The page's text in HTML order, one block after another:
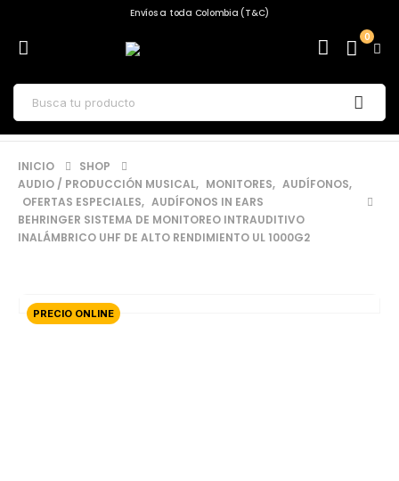
Envíos a toda Colombia (T&C)
0
INICIO
SHOP
AUDIO / PRODUCCIÓN MUSICAL, MONITORES, AUDÍFONOS,
OFERTAS ESPECIALES, AUDÍFONOS IN EARS
BEHRINGER SISTEMA DE MONITOREO INTRAUDITIVO
INALÁMBRICO UHF DE ALTO RENDIMIENTO UL 1000G2
PRECIO ONLINE